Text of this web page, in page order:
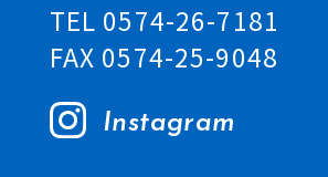
TEL 0574-26-7181
FAX 0574-25-9048
Instagram